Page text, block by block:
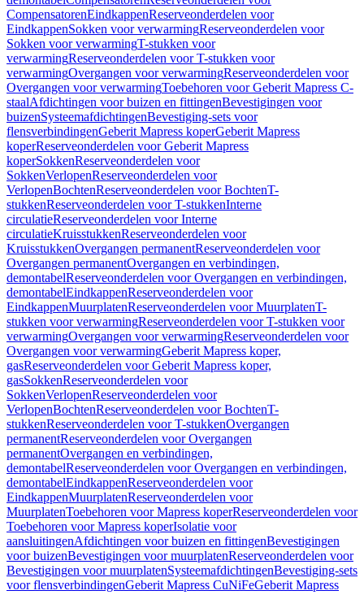
CompensatorenEindkappenReserveonderdelen voor
EindkappenSokken voor verwarmingReserveonderdelen voor
Sokken voor verwarmingT-stukken voor
verwarmingReserveonderdelen voor T-stukken voor
verwarmingOvergangen voor verwarmingReserveonderdelen voor
Overgangen voor verwarmingToebehoren voor Geberit Mapress C-
staalAfdichtingen voor buizen en fittingenBevestigingen voor
buizenSysteemafdichtingenBevestiging-sets voor
flensverbindingenGeberit Mapress koperGeberit Mapress
koperReserveonderdelen voor Geberit Mapress
koperSokkenReserveonderdelen voor
SokkenVerlopenReserveonderdelen voor
VerlopenBochtenReserveonderdelen voor BochtenT-
stukkenReserveonderdelen voor T-stukkenInterne
circulatieReserveonderdelen voor Interne
circulatieKruisstukkenReserveonderdelen voor
KruisstukkenOvergangen permanentReserveonderdelen voor
Overgangen permanentOvergangen en verbindingen,
demontabelReserveonderdelen voor Overgangen en verbindingen,
demontabelEindkappenReserveonderdelen voor
EindkappenMuurplatenReserveonderdelen voor MuurplatenT-
stukken voor verwarmingReserveonderdelen voor T-stukken voor
verwarmingOvergangen voor verwarmingReserveonderdelen voor
Overgangen voor verwarmingGeberit Mapress koper,
gasReserveonderdelen voor Geberit Mapress koper,
gasSokkenReserveonderdelen voor
SokkenVerlopenReserveonderdelen voor
VerlopenBochtenReserveonderdelen voor BochtenT-
stukkenReserveonderdelen voor T-stukkenOvergangen
permanentReserveonderdelen voor Overgangen
permanentOvergangen en verbindingen,
demontabelReserveonderdelen voor Overgangen en verbindingen,
demontabelEindkappenReserveonderdelen voor
EindkappenMuurplatenReserveonderdelen voor
MuurplatenToebehoren voor Mapress koperReserveonderdelen voor
Toebehoren voor Mapress koperIsolatie voor
aansluitingenAfdichtingen voor buizen en fittingenBevestigingen
voor buizenBevestigingen voor muurplatenReserveonderdelen voor
Bevestigingen voor muurplatenSysteemafdichtingenBevestiging-sets
voor flensverbindingenGeberit Mapress CuNiFeGeberit Mapress